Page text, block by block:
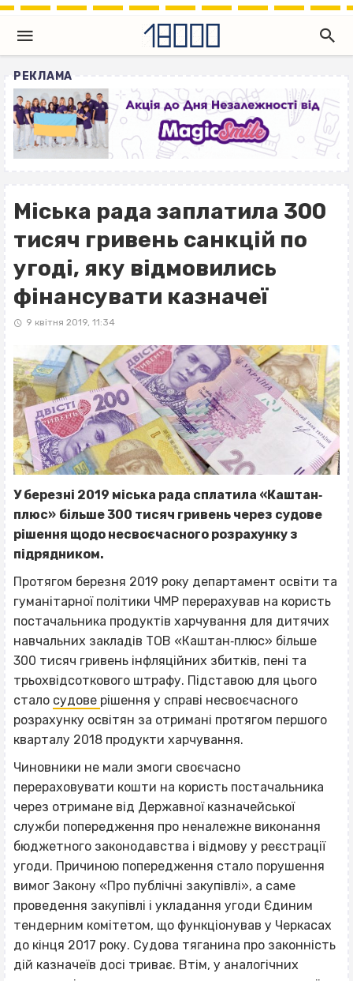
РЕКЛАМА
Міська рада заплатила 300
тисяч гривень санкцій по
угоді, яку відмовились
фінансувати казначеї
9 квітня 2019, 11:34
У березні 2019 міська рада сплатила «Каштан‐
плюс» більше 300 тисяч гривень через судове
рішення щодо несвоєчасного розрахунку з
підрядником.
Протягом березня 2019 року департамент освіти та
гуманітарної політики ЧМР перерахував на користь
постачальника продуктів харчування для дитячих
навчальних закладів ТОВ «Каштан‐плюс» більше
300 тисяч гривень інфляційних збитків, пені та
трьохвідсоткового штрафу. Підставою для цього
стало судове рішення у справі несвоєчасного
розрахунку освітян за отримані протягом першого
кварталу 2018 продукти харчування.
Чиновники не мали змоги своєчасно
перераховувати кошти на користь постачальника
через отримане від Державної казначейської
служби попередження про неналежне виконання
бюджетного законодавства і відмову у реєстрації
угоди. Причиною попередження стало порушення
вимог Закону «Про публічні закупівлі», а саме
проведення закупівлі і укладання угоди Єдиним
тендерним комітетом, що функціонував у Черкасах
до кінця 2017 року. Судова тяганина про законність
дій казначеїв досі триває. Втім, у аналогічних